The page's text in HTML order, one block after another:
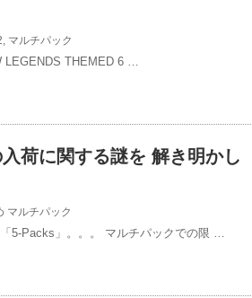
, マルチパック
THEMED 6 …
荷に関する謎を 解き明かし
マルチパック
5-Packs」。。。 マルチパックでの限 …